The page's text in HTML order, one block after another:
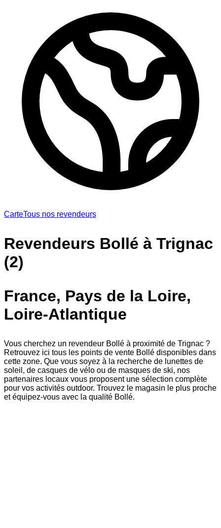
CarteTous nos revendeurs
Revendeurs Bollé à Trignac
(2)
France, Pays de la Loire,
Loire-Atlantique
Vous cherchez un revendeur Bollé à proximité de Trignac ?
Retrouvez ici tous les points de vente Bollé disponibles dans
cette zone. Que vous soyez à la recherche de lunettes de
soleil, de casques de vélo ou de masques de ski, nos
partenaires locaux vous proposent une sélection complète
pour vos activités outdoor. Trouvez le magasin le plus proche
et équipez-vous avec la qualité Bollé.